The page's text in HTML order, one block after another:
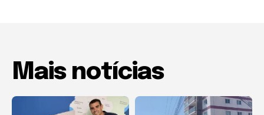
Mais notícias